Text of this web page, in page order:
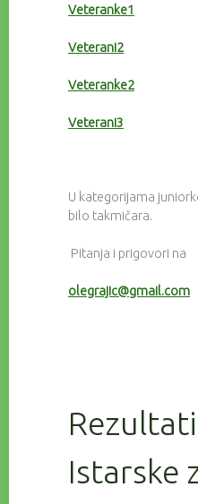
Veteranke1
Veterani2
Veteranke2
Veterani3
U kategorijama
bilo takmičara.
Pitanja i prigovori na
olegrajic@gmail.com
Istarske